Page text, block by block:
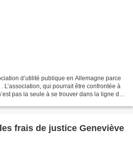
d’utilité publique en Allemagne parce
L’association, qui pourrait être confrontée à
pas la seule à se trouver dans la ligne de
frais de justice Geneviève